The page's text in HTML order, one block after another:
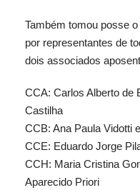
Também tomou posse
por representantes de
dois associados
CCA: Carlos Alberto de
Castilha
CCB: Ana Paula Vidotti
CCE: Eduardo Jorge
CCH: Maria Cristina
Aparecido Priori